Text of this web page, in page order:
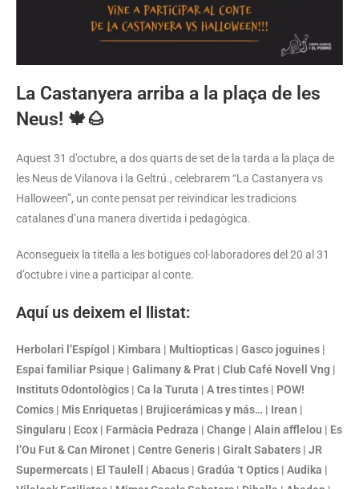
La Castanyera arriba a la plaça de les
Neus! 🍁🌰
Aquest 31 d’octubre, a dos quarts de set de la tarda a la plaça de
les Neus de Vilanova i la Geltrú., celebrarem “La Castanyera vs
Halloween”, un conte pensat per reivindicar les tradicions
catalanes d’una manera divertida i pedagògica.
Aconsegueix la titella a les botigues col·laboradores del 20 al 31
d’octubre i vine a participar al conte.
Aquí us deixem el llistat:
Herbolari l’Espígol | Kimbara | Multiopticas | Gasco joguines |
Espai familiar Psique | Galimany & Prat | Club Café Novell Vng |
Instituts Odontològics | Ca la Turuta | A tres tintes | POW!
Comics | Mis Enriquetas | Brujicerámicas y más… | Irean |
Singularu | Ecox | Farmàcia Pedraza | Change | Alain afflelou | Es
l’Ou Fut & Can Mironet | Centre Generis | Giralt Sabaters | JR
Supermercats | El Taulell | Abacus | Gradúa ‘t Optics | Audika |